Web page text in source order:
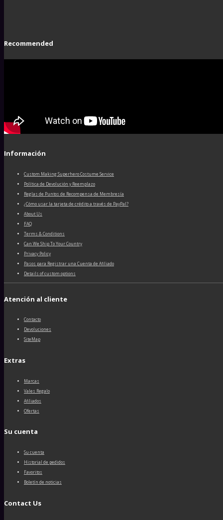
Recommended
Información
Custom Making Superhero Costume Service
Política de Devolución y Reemplazo
Reglas de Puntos de Recompensa de Membresía
¿Cómo usar la tarjeta de crédito a través de PayPal?
About Us
FAQ
Terms & Conditions
Can We Ship To Your Country
Privacy Policy
Pasos para Registrar una Cuenta de Afiliado
Details of custom options
Atención al cliente
Contacto
Devoluciones
SiteMap
Extras
Marcas
Vales Regalo
Afiliados
Ofertas
Su cuenta
Su cuenta
Historial de pedidos
Favoritos
Boletín de noticias
Contact Us